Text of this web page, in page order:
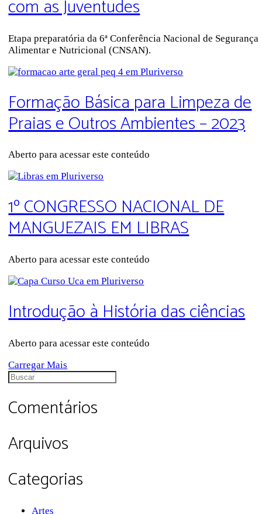
com as Juventudes
Etapa preparatória da 6ª Conferência Nacional de Segurança
Alimentar e Nutricional (CNSAN).
Formação Básica para Limpeza de
Praias e Outros Ambientes – 2023
Aberto para acessar este conteúdo
1º CONGRESSO NACIONAL DE
MANGUEZAIS EM LIBRAS
Aberto para acessar este conteúdo
Introdução à História das ciências
Aberto para acessar este conteúdo
Carregar Mais
Procurar
Comentários
Arquivos
Categorias
Artes